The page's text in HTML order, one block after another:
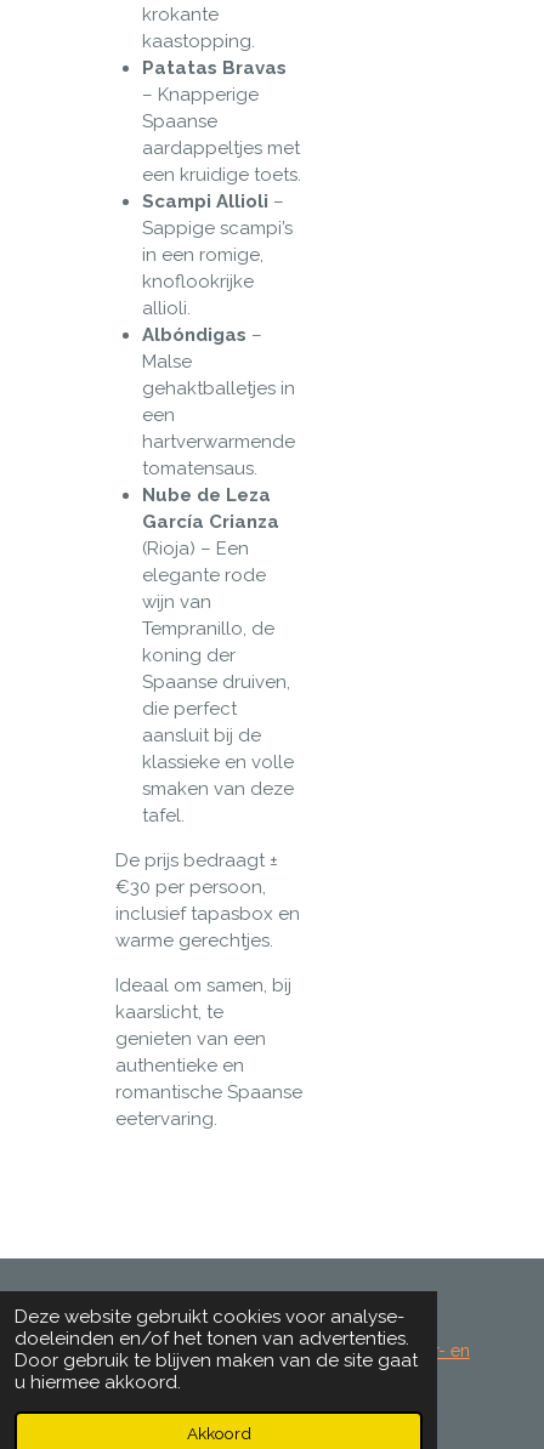
Deze website gebruikt cookies voor analyse-
doeleinden en/of het tonen van advertenties.
Door gebruik te blijven maken van de site gaat
u hiermee akkoord.
Akkoord
krokante
kaastopping.
Patatas Bravas
– Knapperige
Spaanse
aardappeltjes met
een kruidige toets.
Scampi Allioli –
Sappige scampi’s
in een romige,
knoflookrijke
allioli.
Albóndigas –
Malse
gehaktballetjes in
een
hartverwarmende
tomatensaus.
Nube de Leza
García Crianza
(Rioja) – Een
elegante rode
wijn van
Tempranillo, de
koning der
Spaanse druiven,
die perfect
aansluit bij de
klassieke en volle
smaken van deze
tafel.
De prijs bedraagt ±
€30 per persoon,
inclusief tapasbox en
warme gerechtjes.
Ideaal om samen, bij
kaarslicht, te
genieten van een
authentieke en
romantische Spaanse
eetervaring.
©2021-2025 Kurt&Co-Shop Alle rechten
voorbehouden.Algemene voorwaarden - Retour- en
teruggavebeleid